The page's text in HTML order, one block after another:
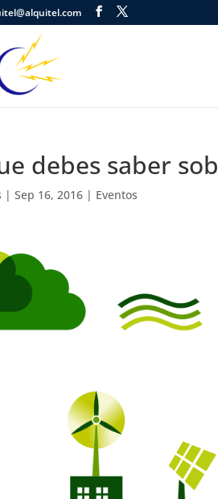
debes saber
|Sep 16, 2016 | Eventos